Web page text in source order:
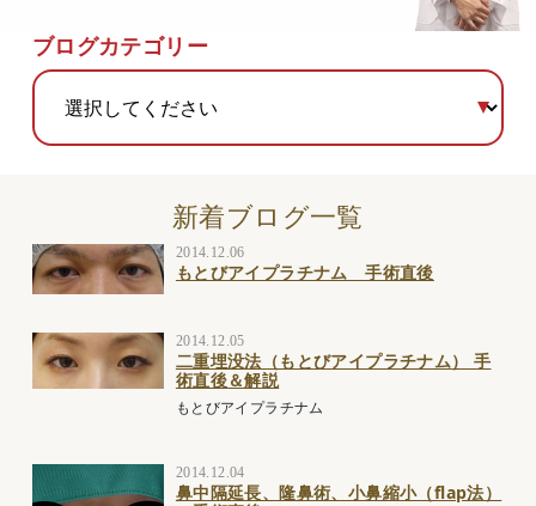
ブログカテゴリー
新着ブログ一覧
2014.12.06
もとびアイプラチナム 手術直後
2014.12.05
二重埋没法（もとびアイプラチナム） 手
術直後＆解説
もとびアイプラチナム
2014.12.04
鼻中隔延長、隆鼻術、小鼻縮小（flap法）